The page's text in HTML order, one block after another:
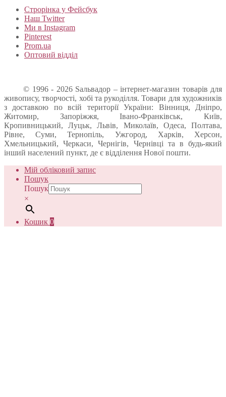
Строрінка у Фейсбук
Наш Twitter
Ми в Instagram
Pinterest
Prom.ua
Оптовий відділ
© 1996 - 2026 Sальвадор – інтернет-магазин товарів для
живопису, творчості, хобі та рукоділля. Товари для художників
з доставкою по всій території України: Вінниця, Дніпро,
Житомир, Запоріжжя, Івано-Франківськ, Київ,
Кропивницький, Луцьк, Львів, Миколаїв, Одеса, Полтава,
Рівне, Суми, Тернопіль, Ужгород, Харків, Херсон,
Хмельницький, Черкаси, Чернігів, Чернівці та в будь-який
інший населений пункт, де є відділення Нової пошти.
Мій обліковий запис
Пошук
Пошук
×
Кошик 0